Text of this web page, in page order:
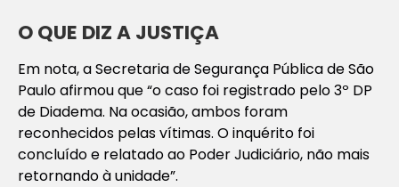
O QUE DIZ A JUSTIÇA
Em nota, a Secretaria de Segurança Pública de São
Paulo afirmou que “o caso foi registrado pelo 3º DP
de Diadema. Na ocasião, ambos foram
reconhecidos pelas vítimas. O inquérito foi
concluído e relatado ao Poder Judiciário, não mais
retornando à unidade”.